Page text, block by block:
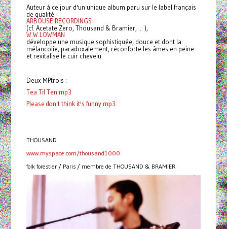
Auteur à ce jour d'un unique album paru sur le label français
de qualité
ARBOUSE RECORDINGS
(cf. Acetate Zero, Thousand & Bramier, ... ),
W.W.LOWMAN
développe une musique sophistiquée, douce et dont la
mélancolie, paradoxalement, réconforte les âmes en peine
et revitalise le cuir chevelu.
Deux MPtrois :
Tea Til Ten.mp3
Please don't think it's funny.mp3
THOUSAND
www.myspace.com/thousand1000
folk forestier / Paris / membre de THOUSAND & BRAMIER